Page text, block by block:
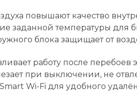
повышают качество
заданной температуры для
блока защищает от
работу после
при выключении, не
Wi-Fi для удобного